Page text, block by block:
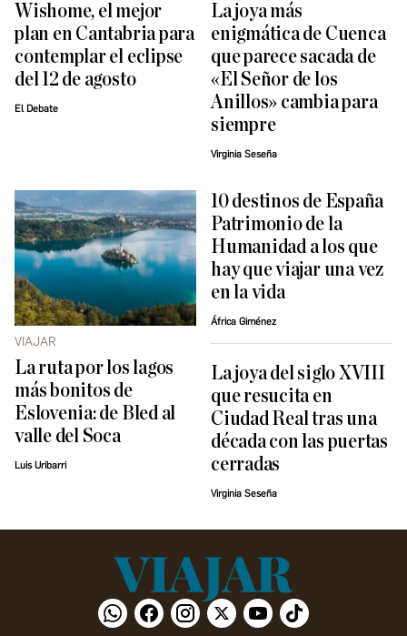
Wishome, el mejor
plan en Cantabria para
contemplar el eclipse
del 12 de agosto
El Debate
La joya más
enigmática de Cuenca
que parece sacada de
«El Señor de los
Anillos» cambia para
siempre
Virginia Seseña
VIAJAR
La ruta por los lagos
más bonitos de
Eslovenia: de Bled al
valle del Soca
Luis Uribarri
10 destinos de España
Patrimonio de la
Humanidad a los que
hay que viajar una vez
en la vida
África Giménez
La joya del siglo XVIII
que resucita en
Ciudad Real tras una
década con las puertas
cerradas
Virginia Seseña